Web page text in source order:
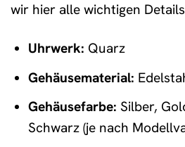
wir hier alle wichtigen
Uhrwerk: Quarz
Gehäusematerial:
Gehäusefarbe: Silber,
Schwarz (je nach